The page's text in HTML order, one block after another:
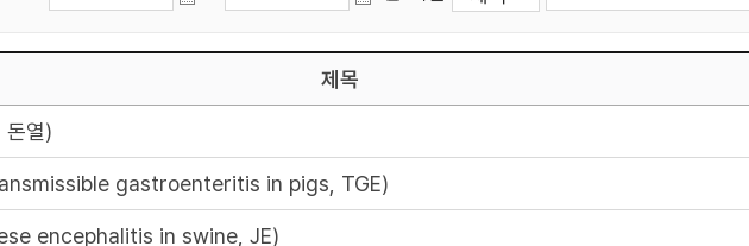
제목
돈열)
gastroenteritis in pigs, TGE)
encephalitis in swine, JE)